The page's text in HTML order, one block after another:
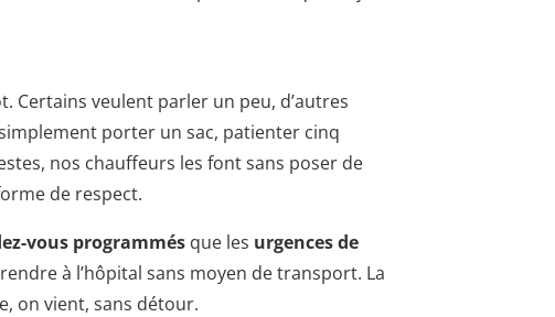
Certains veulent parler un peu, d’autres
porter un sac, patienter cinq
nos chauffeurs les font sans poser de
de respect.
vous programmésque les urgences de
à l’hôpital sans moyen de transport. La
on vient, sans détour.